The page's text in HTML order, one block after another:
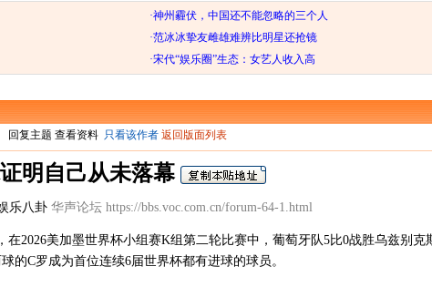
·神州霾伏，中国还不能忽略的三个人
·范冰冰挚友雌雄难辨比明星还抢镜
·宋代“娱乐圈”生态：女艺人收入高
回复主题 查看资料 只看该作者 返回版面列表
明自己从未落幕
乐八卦 华声论坛 https://bbs.voc.com.cn/forum-64-1.html
2026美加墨世界杯小组赛K组第二轮比赛中，葡萄牙队5比0战胜乌兹别克
的C罗成为首位连续6届世界杯都有进球的球员。